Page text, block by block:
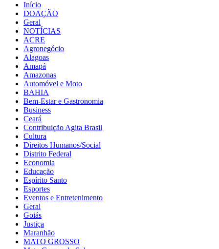
Início
DOAÇÃO
Geral
NOTÍCIAS
ACRE
Agronegócio
Alagoas
Amapá
Amazonas
Automóvel e Moto
BAHIA
Bem-Estar e Gastronomia
Business
Ceará
Contribuição Agita Brasil
Cultura
Direitos Humanos/Social
Distrito Federal
Economia
Educação
Espírito Santo
Esportes
Eventos e Entretenimento
Geral
Goiás
Justiça
Maranhão
MATO GROSSO